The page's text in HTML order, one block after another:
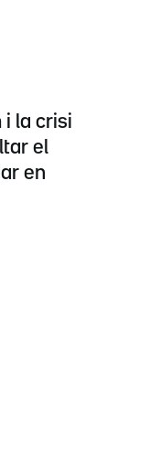
i la crisi
el
en